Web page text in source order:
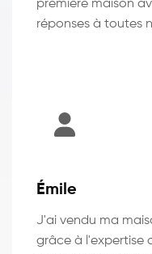
première maison
réponses à toutes
Émile
J'ai vendu ma
grâce à l'expertise